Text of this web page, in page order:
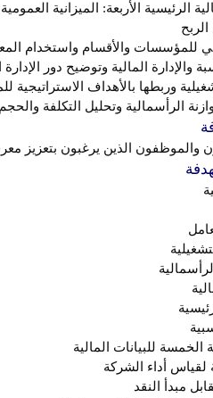
الرئيسية الأربعة: الميزانية
للمؤسسات والأقسام واستخدام
والإدارة المالية وتوضيح دور
وربطها بالأهداف الاستراتيجية
الرأسمالية وتحليل التكلفة
والموظفون الذين يرغبون بتعزيز
الخمسة للبيانات المالية
لقياس أداء الشركة
مبدأ النقد